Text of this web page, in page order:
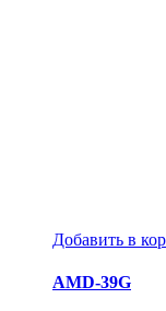
Добавить в
AMD-39G